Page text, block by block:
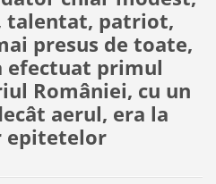
talentat, patriot,
presus de toate,
efectuat primul
României, cu un
aerul, era la
epitetelor